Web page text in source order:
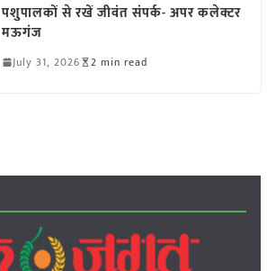
पशुपालकों से रखें जीवंत संपर्क- अपर कलेक्टर
मऊगंज
July 31, 2026 2 min read